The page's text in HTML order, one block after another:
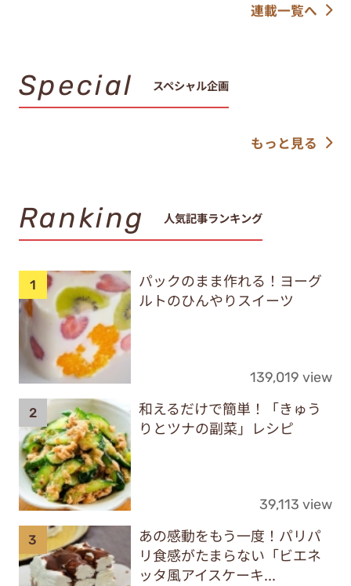
連載一覧へ
Special スペシャル企画
もっと見る
Ranking 人気記事ランキング
パックのまま作れる！ヨーグ
ルトのひんやりスイーツ
139,019 view
和えるだけで簡単！「きゅう
りとツナの副菜」レシピ
39,113 view
あの感動をもう一度！パリパ
リ食感がたまらない「ビエネ
ッタ風アイスケーキ...